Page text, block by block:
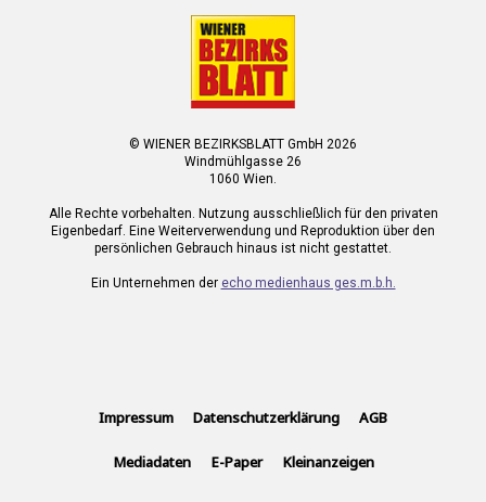
© WIENER BEZIRKSBLATT GmbH 2026
Windmühlgasse 26
1060 Wien.
Alle Rechte vorbehalten. Nutzung ausschließlich für den privaten
Eigenbedarf. Eine Weiterverwendung und Reproduktion über den
persönlichen Gebrauch hinaus ist nicht gestattet.
Ein Unternehmen der echo medienhaus ges.m.b.h.
Impressum Datenschutzerklärung AGB
Mediadaten E-Paper Kleinanzeigen